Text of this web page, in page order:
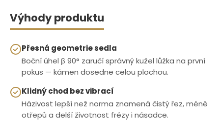
Výhody produktu
Přesná geometrie sedla
Boční úhel β 90° zaručí správný kužel lůžka na první
pokus — kámen dosedne celou plochou.
Klidný chod bez vibrací
Házivost lepší než norma znamená čistý řez, méně
otřepů a delší životnost frézy i násadce.